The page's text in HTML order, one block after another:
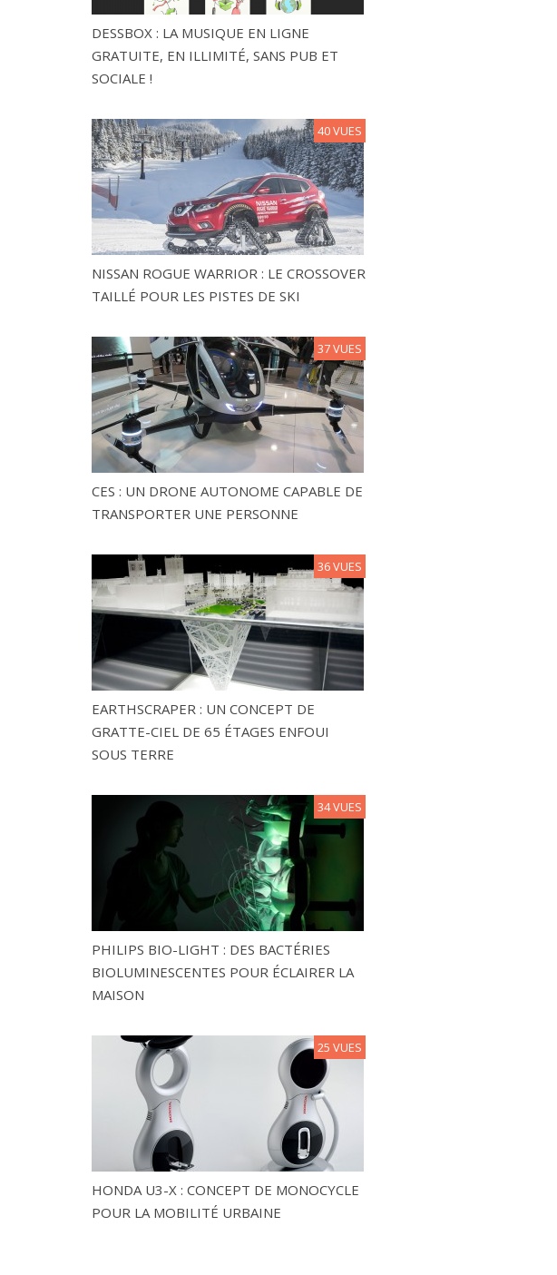
DESSBOX : LA MUSIQUE EN LIGNE
GRATUITE, EN ILLIMITÉ, SANS PUB ET
SOCIALE !
NISSAN ROGUE WARRIOR : LE CROSSOVER
TAILLÉ POUR LES PISTES DE SKI
40 VUES
CES : UN DRONE AUTONOME CAPABLE DE
TRANSPORTER UNE PERSONNE
37 VUES
EARTHSCRAPER : UN CONCEPT DE
GRATTE-CIEL DE 65 ÉTAGES ENFOUI
SOUS TERRE
36 VUES
PHILIPS BIO-LIGHT : DES BACTÉRIES
BIOLUMINESCENTES POUR ÉCLAIRER LA
MAISON
34 VUES
HONDA U3-X : CONCEPT DE MONOCYCLE
POUR LA MOBILITÉ URBAINE
25 VUES